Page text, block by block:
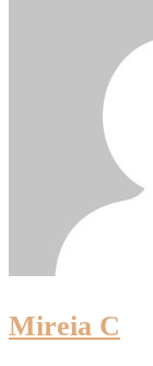
Mireia C